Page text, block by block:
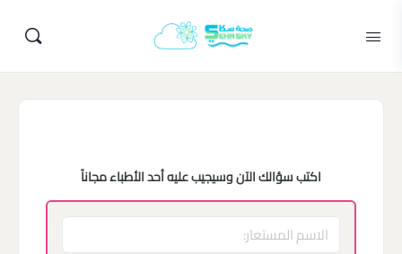
اكتب سؤالك الآن وسيجيب عليه أحد الأطباء مجاناً